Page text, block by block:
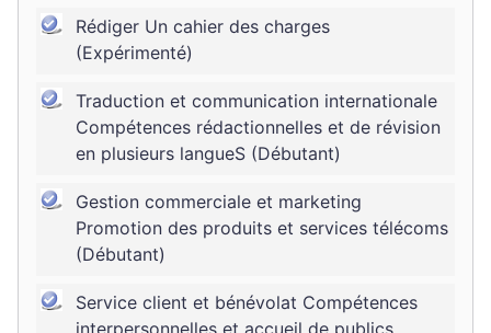
Rédiger Un cahier des charges
(Expérimenté)
Traduction et communication internationale
Compétences rédactionnelles et de révision
en plusieurs langueS (Débutant)
Gestion commerciale et marketing
Promotion des produits et services télécoms
(Débutant)
Service client et bénévolat Compétences
interpersonnelles et accueil de publics